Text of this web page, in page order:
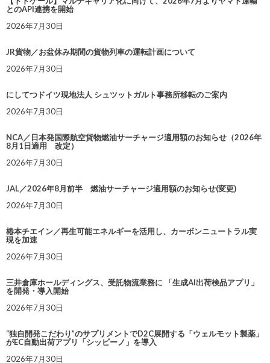
とのAPI連携を開始
2026年7月30日
JR貨物／お盆休み期間の貨物列車の運転計画について
2026年7月30日
にしてつドイツ現地法人 シュツットガルト事務所移転のご案内
2026年7月30日
NCA／日本発国際航空貨物燃油サーチャージ適用額のお知らせ（2026年
8月1日適用 改定）
2026年7月30日
JAL／2026年8月前半 燃油サーチャージ適用額のお知らせ(変更)
2026年7月30日
椿本チエイン／再生可能エネルギーを活用し、カーボンニュートラル実
現を加速
2026年7月30日
三井倉庫ホールディングス、受託物流業務に 「生成AI出荷検品アプリ」
を開発・導入開始
2026年7月30日
“独自開発こだわり”のサプリメントでD2C展開する「ウェルモット製薬」
がEC自動出荷アプリ「シッピーノ」を導入
2026年7月30日